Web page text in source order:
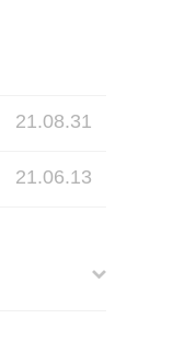
21.08.31
21.06.13